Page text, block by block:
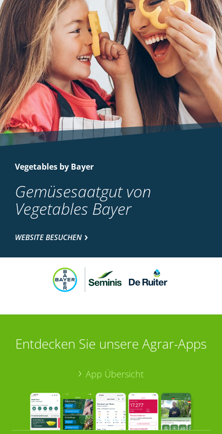
Vegetables by Bayer
Gemüsesaatgut von
Vegetables Bayer
WEBSITE BESUCHEN
Entdecken Sie unsere Agrar-Apps
App Übersicht